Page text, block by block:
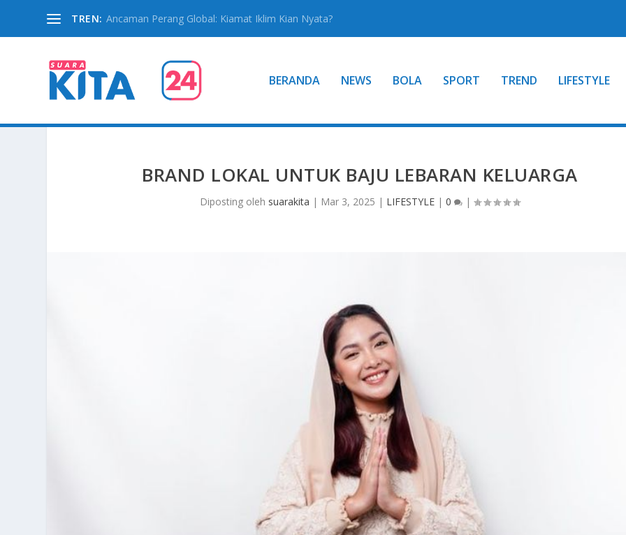
TREN: Ancaman Perang Global: Kiamat Iklim Kian Nyata?
BERANDA NEWS BOLA SPORT TREND LIFESTYLE
BRAND LOKAL UNTUK BAJU LEBARAN KELUARGA
Diposting oleh suarakita | Mar 3, 2025 | LIFESTYLE| 0 |